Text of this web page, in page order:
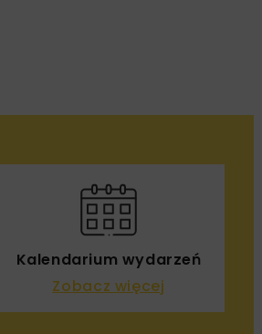
Kalendarium wydarzeń
Zobacz więcej